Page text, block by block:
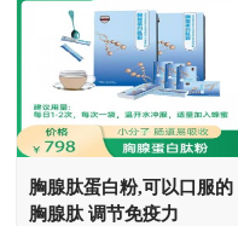
胸腺肽蛋白粉,可以口服的
胸腺肽 调节免疫力